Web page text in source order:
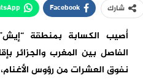
شارك Facebook
أُصيب الكسابة بمنطقة
الفاصل بين المغرب والجزائر
نفوق العشرات من رؤوس